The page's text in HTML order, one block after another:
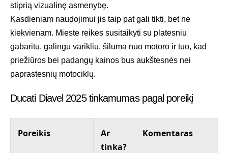
stiprią vizualinę asmenybę.
Kasdieniam naudojimui jis taip pat gali tikti, bet ne
kiekvienam. Mieste reikės susitaikyti su platesniu
gabaritu, galingu varikliu, šiluma nuo motoro ir tuo, kad
priežiūros bei padangų kainos bus aukštesnės nei
paprastesnių motociklų.
Ducati Diavel 2025 tinkamumas pagal poreikį
Poreikis
Ar
tinka?
Komentaras